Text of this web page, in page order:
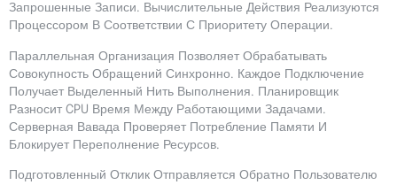
Запрошенные Записи. Вычислительные Действия Реализуются
Процессором В Соответствии С Приоритету Операции.
Параллельная Организация Позволяет Обрабатывать
Совокупность Обращений Синхронно. Каждое Подключение
Получает Выделенный Нить Выполнения. Планировщик
Разносит CPU Время Между Работающими Задачами.
Серверная Вавада Проверяет Потребление Памяти И
Блокирует Переполнение Ресурсов.
Подготовленный Отклик Отправляется Обратно Пользователю